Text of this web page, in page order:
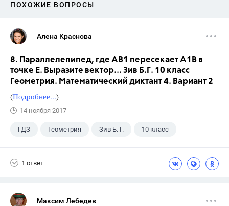
ПОХОЖИЕ ВОПРОСЫ
Алена Краснова
8. Параллелепипед, где АВ1 пересекает А1В в
точке Е. Выразите вектор... Зив Б.Г. 10 класс
Геометрия. Математический диктант 4. Вариант 2
(Подробнее...)
14 ноября 2017
ГДЗ Геометрия Зив Б. Г. 10 класс
1 ответ
Максим Лебедев